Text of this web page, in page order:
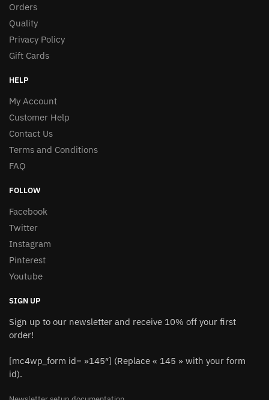
Orders
Quality
Privacy Policy
Gift Cards
HELP
My Account
Customer Help
Contact Us
Terms and Conditions
FAQ
FOLLOW
Facebook
Twitter
Instagram
Pinterest
Youtube
SIGN UP
Sign up to our newsletter and receive 10% off your first
order!
[mc4wp_form id= »145″] (Replace « 145 » with your form
id).